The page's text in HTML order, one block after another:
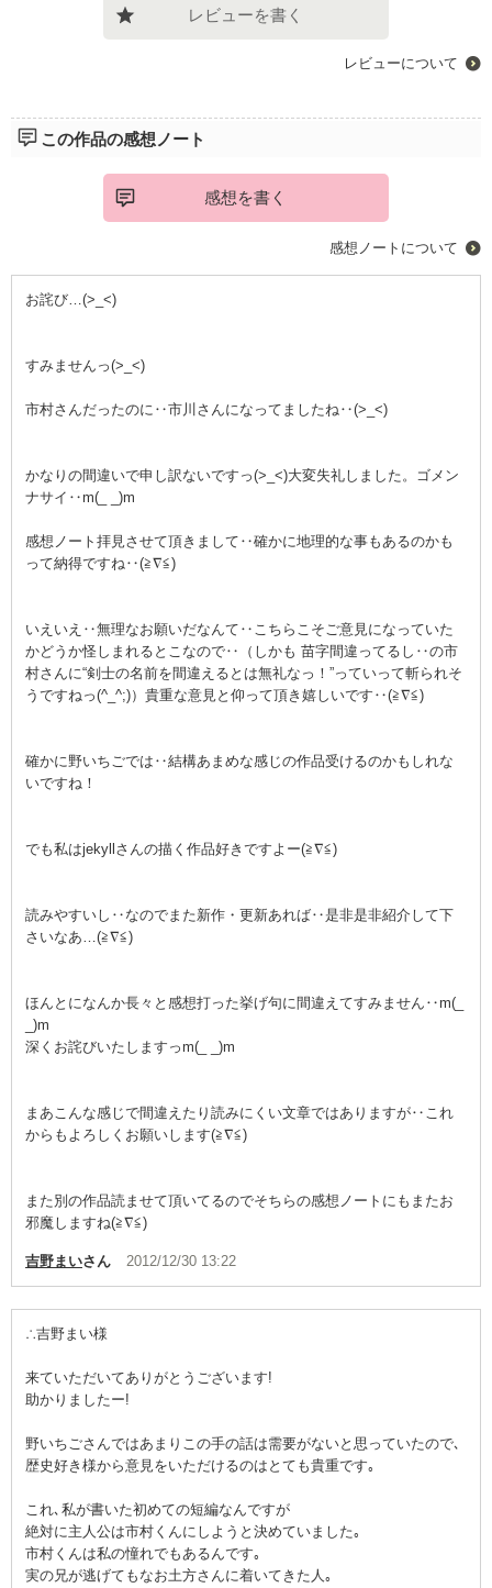
レビューを書く
レビューについて
この作品の感想ノート
感想を書く
感想ノートについて
お詫び…(>_<)
すみませんっ(>_<)
市村さんだったのに‥市川さんになってましたね‥(>_<)
かなりの間違いで申し訳ないですっ(>_<)大変失礼しました。ゴメン
ナサイ‥m(_ _)m
感想ノート拝見させて頂きまして‥確かに地理的な事もあるのかも
って納得ですね‥(≧∇≦)
いえいえ‥無理なお願いだなんて‥こちらこそご意見になっていた
かどうか怪しまれるとこなので‥（しかも 苗字間違ってるし‥の市
村さんに“剣士の名前を間違えるとは無礼なっ！”っていって斬られそ
うですねっ(^_^;)）貴重な意見と仰って頂き嬉しいです‥(≧∇≦)
確かに野いちごでは‥結構あまめな感じの作品受けるのかもしれな
いですね！
でも私はjekyllさんの描く作品好きですよー(≧∇≦)
読みやすいし‥なのでまた新作・更新あれば‥是非是非紹介して下
さいなあ…(≧∇≦)
ほんとになんか長々と感想打った挙げ句に間違えてすみません‥m(_
_)m
深くお詫びいたしますっm(_ _)m
まあこんな感じで間違えたり読みにくい文章ではありますが‥これ
からもよろしくお願いします(≧∇≦)
また別の作品読ませて頂いてるのでそちらの感想ノートにもまたお
邪魔しますね(≧∇≦)
吉野まいさん 2012/12/30 13:22
∴吉野まい様
来ていただいてありがとうございます!
助かりましたー!
野いちごさんではあまりこの手の話は需要がないと思っていたので､
歴史好き様から意見をいただけるのはとても貴重です｡
これ､私が書いた初めての短編なんですが
絶対に主人公は市村くんにしようと決めていました｡
市村くんは私の憧れでもあるんです｡
実の兄が逃げてもなお土方さんに着いてきた人｡